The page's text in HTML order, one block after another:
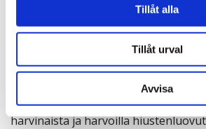
vidarebefordrar även sådana
information från din enhet till de
Dessa kan i sin tur kombinera
information som du har tillhandahållit
samlat in när du har använt deras
Tillåt alla
Tillåt urval
Avvisa
Eurooppalainen hius on
erinomaisesti pohjoismaalaisille.
luontevasti omiin hiuksiisi ja tulos
Tämä hius tulee useimmiten Etelä-
maista. Eurooppalainen hius on
harvinaista ja harvoilla